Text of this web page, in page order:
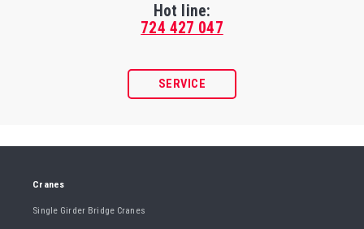
Hot line:
724 427 047
SERVICE
Cranes
Single Girder Bridge Cranes